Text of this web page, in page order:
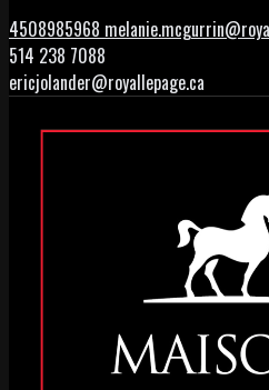
4508985968
514 238 7088
ericjolander@royallepage.ca